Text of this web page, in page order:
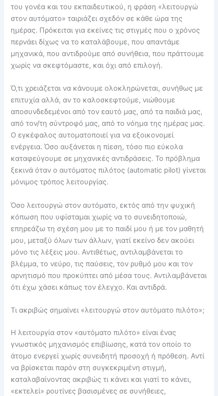
του γονέα και του εκπαιδευτικού, η φράση «λειτουργώ
στον αυτόματο» ταιριάζει σχεδόν σε κάθε ώρα της
ημέρας. Πρόκειται για εκείνες τις στιγμές που ο χρόνος
περνάει δίχως να το καταλάβουμε, που απαντάμε
μηχανικά, που αντιδρούμε από συνήθεια, που πράττουμε
χωρίς να σκεφτόμαστε, και όχι από επιλογή.
Ό,τι χρειάζεται να κάνουμε ολοκληρώνεται, συνήθως με
επιτυχία αλλά, αν το καλοσκεφτούμε, νιώθουμε
αποσυνδεδεμένοι από τον εαυτό μας, από τα παιδιά μας,
από τον/τη σύντροφό μας, από το νόημα της ημέρας μας.
Ο εγκέφαλος αυτοματοποιεί για να εξοικονομεί
ενέργεια. Όσο αυξάνεται η πίεση, τόσο πιο εύκολα
καταφεύγουμε σε μηχανικές αντιδράσεις. Το πρόβλημα
ξεκινά όταν ο αυτόματος πιλότος (automatic pilot) γίνεται
μόνιμος τρόπος λειτουργίας.
Όσο λειτουργώ στον αυτόματο, εκτός από την ψυχική
κόπωση που υφίσταμαι χωρίς να το συνειδητοποιώ,
επηρεάζω τη σχέση μου με το παιδί μου ή με τον μαθητή
μου, μεταξύ όλων των άλλων, γιατί εκείνο δεν ακούει
μόνο τις λέξεις μου. Αντιθέτως, αντιλαμβάνεται το
βλέμμα, το νεύρο, τις παύσεις, τον ρυθμό μου και τον
αρνητισμό που προκύπτει από μέσα τους. Αντιλαμβάνεται
ότι έχω χάσει κάπως τον έλεγχο. Και αντιδρά.
Τι ακριβώς σημαίνει «λειτουργώ στον αυτόματο πιλότο»;
Η λειτουργία στον «αυτόματο πιλότο» είναι ένας
γνωστικός μηχανισμός επιβίωσης, κατά τον οποίο το
άτομο ενεργεί χωρίς συνειδητή προσοχή ή πρόθεση. Αντί
να βρίσκεται παρόν στη συγκεκριμένη στιγμή,
καταλαβαίνοντας ακριβώς τι κάνει και γιατί το κάνει,
«εκτελεί» ρουτίνες βασισμένες σε συνήθειες,